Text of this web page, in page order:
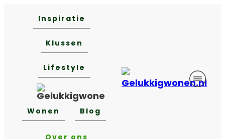
Inspiratie
Klussen
Lifestyle
Wonen Blog
Over ons